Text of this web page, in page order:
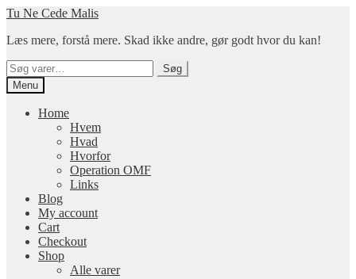
Spring
navigation
Spring
indhold
Tu Ne Cede Malis
Læs mere, forstå mere. Skad ikke andre, gør godt hvor du kan!
Søg
efter:
Søg
Menu
Home
Hvem
Hvad
Hvorfor
Operation OMF
Links
Blog
My account
Cart
Checkout
Shop
Alle varer